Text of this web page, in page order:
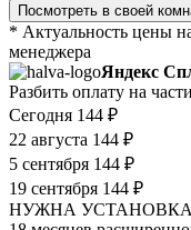
Посмотреть в своей
* Актуальность цены
менеджера
Яндекс
Разбить оплату на
Сегодня 144 ₽
22 августа 144 ₽
5 сентября 144 ₽
19 сентября 144 ₽
НУЖНА УСТАНОВКА